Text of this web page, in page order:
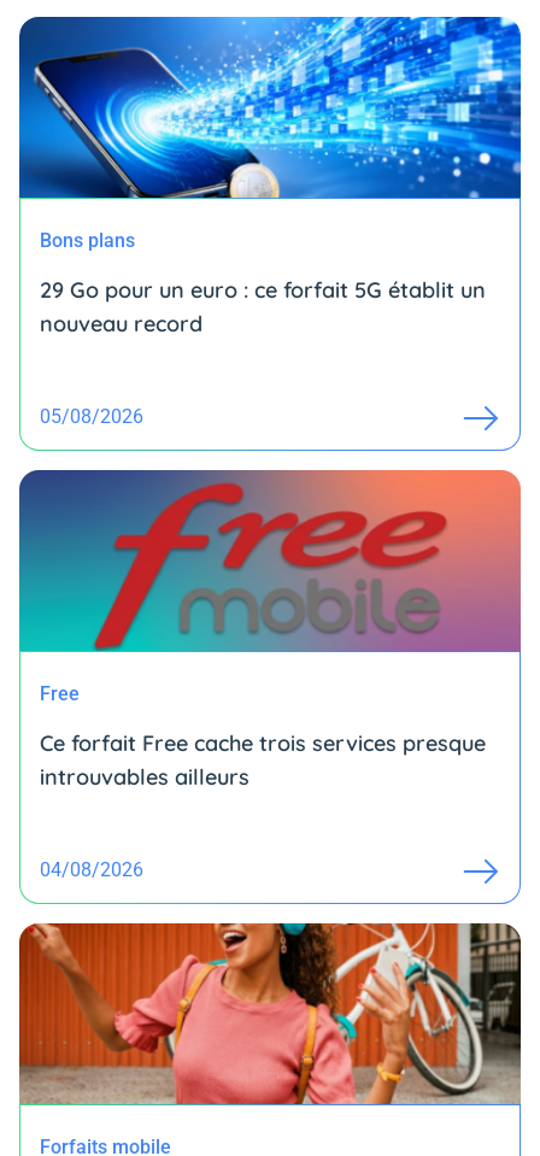
Bons plans
29 Go pour un euro : ce forfait 5G établit un
nouveau record
05/08/2026
Free
Ce forfait Free cache trois services presque
introuvables ailleurs
04/08/2026
Forfaits mobile